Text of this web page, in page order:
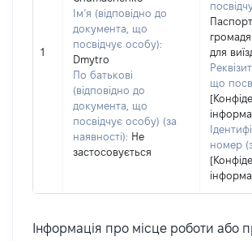
1
Ім’я (відповідно до
документа, що
посвідчує особу):
Dmytro
По батькові
(відповідно до
документа, що
посвідчує особу) (за
наявності): Не
застосовується
Паспорт
для
що
номер
Інформація про місце роботи або